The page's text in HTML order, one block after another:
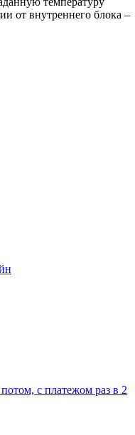
от внутреннего блока –
с платежом раз в 2